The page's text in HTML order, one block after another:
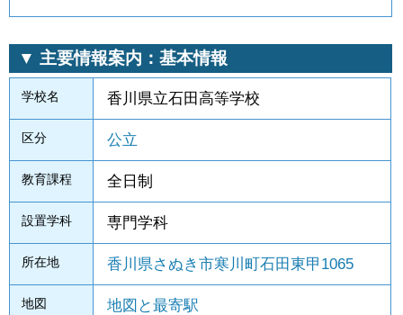
▼ 主要情報案内：基本情報
学校名 香川県立石田高等学校
区分 公立
教育課程 全日制
設置学科 専門学科
所在地 香川県さぬき市寒川町石田東甲1065
地図 地図と最寄駅